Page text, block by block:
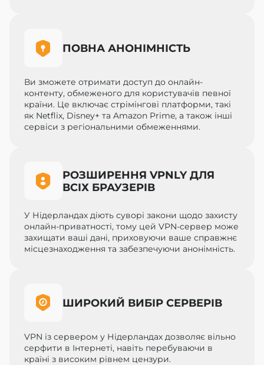
ПОВНА АНОНІМНІСТЬ
Ви зможете отримати доступ до онлайн-
контенту, обмеженого для користувачів певної
країни. Це включає стрімінгові платформи, такі
як Netflix, Disney+ та Amazon Prime, а також інші
сервіси з регіональними обмеженнями.
РОЗШИРЕННЯ VPNLY ДЛЯ
ВСІХ БРАУЗЕРІВ
У Нідерландах діють суворі закони щодо захисту
онлайн-приватності, тому цей VPN-сервер може
захищати ваші дані, приховуючи ваше справжнє
місцезнаходження та забезпечуючи анонімність.
ШИРОКИЙ ВИБІР СЕРВЕРІВ
VPN із сервером у Нідерландах дозволяє вільно
серфити в Інтернеті, навіть перебуваючи в
країні з високим рівнем цензури.